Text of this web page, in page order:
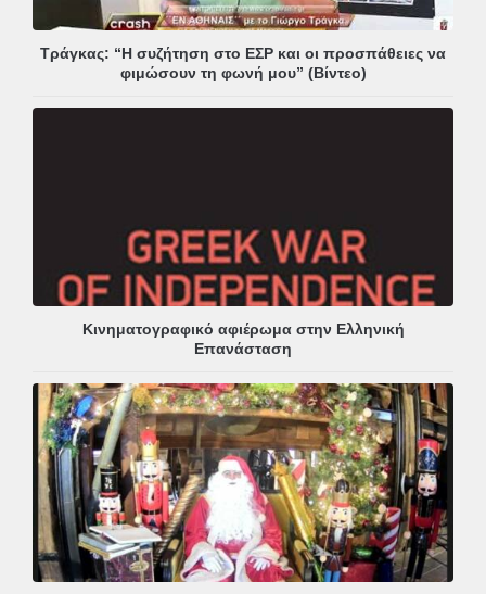
Τράγκας: “Η συζήτηση στο ΕΣΡ και οι προσπάθειες να
φιμώσουν τη φωνή μου” (Βίντεο)
Κινηματογραφικό αφιέρωμα στην Ελληνική
Επανάσταση